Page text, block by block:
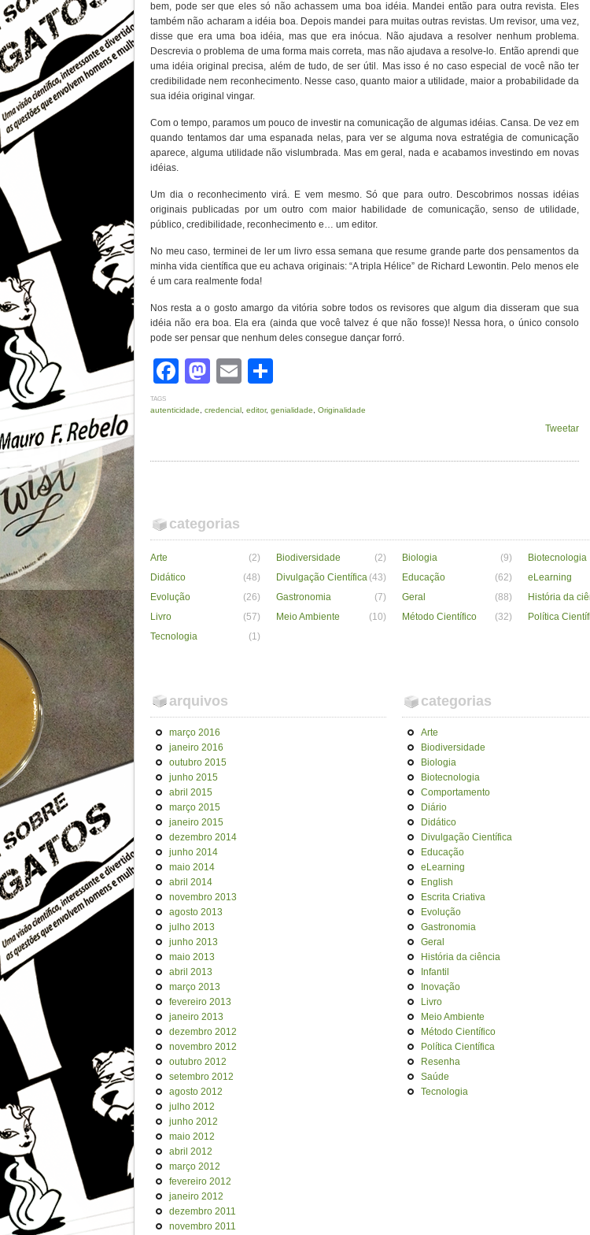
bem, pode ser que eles só não achassem uma boa idéia. Mandei então para outra revista. Eles
também não acharam a idéia boa. Depois mandei para muitas outras revistas. Um revisor, uma vez,
disse que era uma boa idéia, mas que era inócua. Não ajudava a resolver nenhum problema.
Descrevia o problema de uma forma mais correta, mas não ajudava a resolve-lo. Então aprendi que
uma idéia original precisa, além de tudo, de ser útil. Mas isso é no caso especial de você não ter
credibilidade nem reconhecimento. Nesse caso, quanto maior a utilidade, maior a probabilidade da
sua idéia original vingar.
Com o tempo, paramos um pouco de investir na comunicação de algumas idéias. Cansa. De vez em
quando tentamos dar uma espanada nelas, para ver se alguma nova estratégia de comunicação
aparece, alguma utilidade não vislumbrada. Mas em geral, nada e acabamos investindo em novas
idéias.
Um dia o reconhecimento virá. E vem mesmo. Só que para outro. Descobrimos nossas idéias
originais publicadas por um outro com maior habilidade de comunicação, senso de utilidade,
público, credibilidade, reconhecimento e… um editor.
No meu caso, terminei de ler um livro essa semana que resume grande parte dos pensamentos da
minha vida científica que eu achava originais: “A tripla Hélice” de Richard Lewontin. Pelo menos ele
é um cara realmente foda!
Nos resta a o gosto amargo da vitória sobre todos os revisores que algum dia disseram que sua
idéia não era boa. Ela era (ainda que você talvez é que não fosse)! Nessa hora, o único consolo
pode ser pensar que nenhum deles consegue dançar forró.
Facebook
Mastodon
Email
TAGS
autenticidade credencial editor, genialidade Originalidade
Tweetar
categorias
Arte (2) Biodiversidade (2) Biologia (9) Biotecnologia
Didático
(48) Divulgação Científica (43) Educação (62) eLearning
Evolução
(26) Gastronomia (7) Geral (88) História da
Livro
(57) Meio Ambiente (10) Método Científico (32) Política
Tecnologia
(1)
arquivos
março 2016
janeiro 2016
outubro 2015
junho 2015
abril 2015
março 2015
janeiro 2015
dezembro 2014
junho 2014
maio 2014
abril 2014
novembro 2013
agosto 2013
julho 2013
junho 2013
maio 2013
abril 2013
março 2013
fevereiro 2013
janeiro 2013
dezembro 2012
novembro 2012
outubro 2012
setembro 2012
agosto 2012
julho 2012
junho 2012
maio 2012
abril 2012
março 2012
fevereiro 2012
janeiro 2012
dezembro 2011
novembro 2011
categorias
Arte
Biodiversidade
Biologia
Biotecnologia
Comportamento
Diário
Didático
Divulgação Científica
Educação
eLearning
English
Escrita Criativa
Evolução
Gastronomia
Geral
História da ciência
Infantil
Inovação
Livro
Meio Ambiente
Método Científico
Política Científica
Resenha
Saúde
Tecnologia